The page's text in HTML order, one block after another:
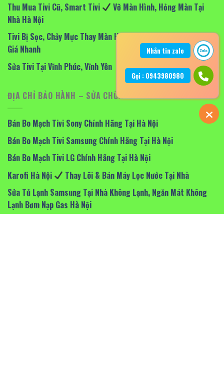
Thu Mua Tivi Cũ, Smart Tivi
Vỡ Màn Hình, Hỏng Màn Tại
Nhà Hà Nội
Tivi Bị Sọc, Chảy Mực Thay Màn Hình Tivi Tại Nhà Hà Nội – Báo
Giá Nhanh
Sửa Tivi Tại Vĩnh Phúc, Vĩnh Yên
ĐỊA CHỈ BẢO HÀNH – SỬA CHỮA
Bán Bo Mạch Tivi Sony Chính Hãng Tại Hà Nội
Bán Bo Mạch Tivi Samsung Chính Hãng Tại Hà Nội
Bán Bo Mạch Tivi LG Chính Hãng Tại Hà Nội
Karofi Hà Nội
Thay Lõi & Bán Máy Lọc Nước Tại Nhà
Sửa Tủ Lạnh Samsung Tại Nhà Không Lạnh, Ngăn Mát Không
Lạnh Bơm Nạp Gas Hà Nội
Nhắn tin zalo
Gọi : 0943980980